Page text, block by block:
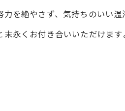
力を絶やさず、気持ちのいい
永くお付き合いいただけます